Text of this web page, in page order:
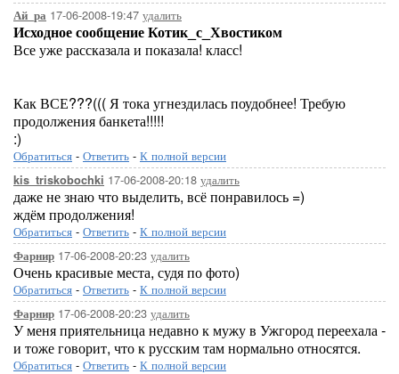
Ай_ра 17-06-2008-19:47 удалить
Исходное сообщение Котик_с_Хвостиком
Все уже рассказала и показала! класс!
Как ВСЕ???((( Я тока угнездилась поудобнее! Требую
продолжения банкета!!!!!
:)
Обратиться - Ответить - К полной версии
kis_triskobochki 17-06-2008-20:18 удалить
даже не знаю что выделить, всё понравилось =)
ждём продолжения!
Обратиться - Ответить - К полной версии
Фарнир 17-06-2008-20:23 удалить
Очень красивые места, судя по фото)
Обратиться - Ответить - К полной версии
Фарнир 17-06-2008-20:23 удалить
У меня приятельница недавно к мужу в Ужгород переехала -
и тоже говорит, что к русским там нормально относятся.
Обратиться - Ответить - К полной версии